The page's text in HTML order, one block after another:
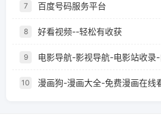
7 百度号码服务平台
8 好看视频--轻松有收获
9 电影导航-影视导航-电影站收录
10 漫画狗-漫画大全-免费漫画在线